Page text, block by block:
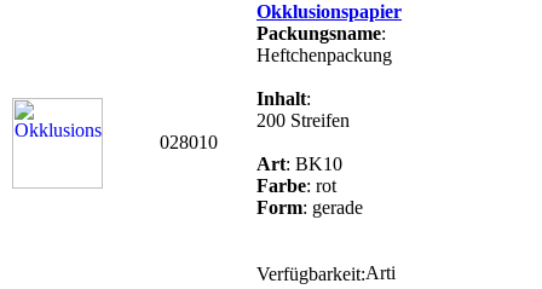
028010
Okklusionspapier
Packungsname:
Heftchenpackung
Inhalt:
200 Streifen
Art: BK10
Farbe: rot
Form: gerade
Verfügbarkeit: